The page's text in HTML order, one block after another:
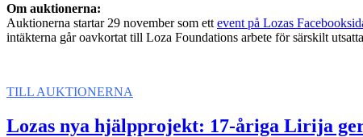
Om auktionerna:
Auktionerna startar 29 november som ett event på Lozas
intäkterna går oavkortat till Loza Foundations arbete för särskilt
TILL AUKTIONERNA
Lozas nya hjälpprojekt: 17-åriga Lirija